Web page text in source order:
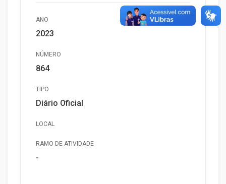
ANO
2023
NÚMERO
864
TIPO
Diário Oficial
LOCAL
RAMO DE ATIVIDADE
-